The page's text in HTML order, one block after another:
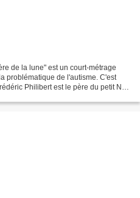
de la lune" est un court-métrage
problématique de l'autisme. C'est
Philibert est le père du petit Noé